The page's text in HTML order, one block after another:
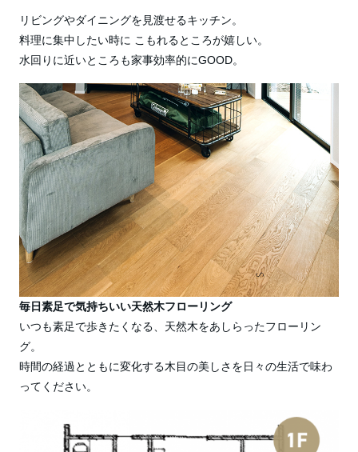
リビングやダイニングを見渡せるキッチン。
料理に集中したい時に こもれるところが嬉しい。
水回りに近いところも家事効率的にGOOD。
毎日素足で気持ちいい天然木フローリング
いつも素足で歩きたくなる、天然木をあしらったフローリン
グ。
時間の経過とともに変化する木目の美しさを日々の生活で味わ
ってください。